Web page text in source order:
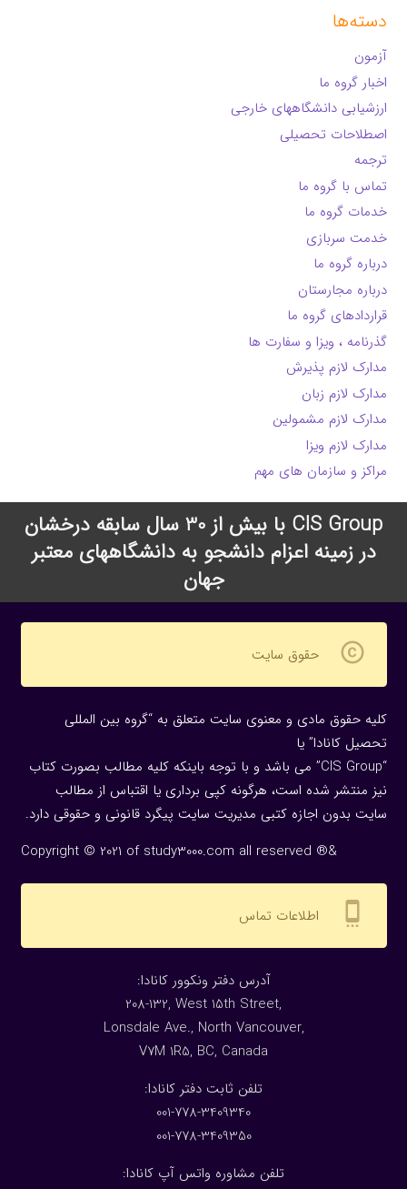
دسته‌ها
آزمون
اخبار گروه ما
ارزشیابی دانشگاههای خارجی
اصطلاحات تحصیلی
ترجمه
تماس با گروه ما
خدمات گروه ما
خدمت سربازی
درباره گروه ما
درباره مجارستان
قراردادهای گروه ما
گذرنامه ، ویزا و سفارت ها
مدارک لازم پذیرش
مدارک لازم زبان
مدارک لازم مشمولین
مدارک لازم ویزا
مراکز و سازمان های مهم
CIS Group با بیش از 30 سال سابقه درخشان
در زمینه اعزام دانشجو به دانشگاههای معتبر
جهان
copyright حقوق سایت
کلیه حقوق مادی و معنوی سایت متعلق به “گروه بین المللی
تحصیل کانادا” یا
“CIS Group” می باشد و با توجه باینکه کلیه مطالب بصورت کتاب
نیز منتشر شده است، هرگونه كپی برداری یا اقتباس از مطالب
سایت بدون اجازه كتبی مدیریت سایت پیگرد قانونی و حقوقی دارد.
Copyright © 2021 of study3000.com all reserved ®&
settings_cell اطلاعات تماس
:آدرس دفتر ونکوور کانادا
208-132, West 15th Street,
Lonsdale Ave., North Vancouver,
V7M 1R5, BC, Canada
:تلفن ثابت دفتر کانادا
001-778-3409340
001-778-3409350
تلفن مشاوره واتس آپ کانادا: